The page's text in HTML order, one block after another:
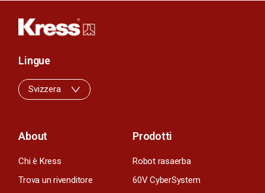
About
Chi è Kress
Trova un rivenditore
Prodotti
Robot rasaerba
60V CyberSystem
Lingue
Svizzera